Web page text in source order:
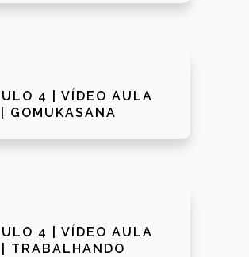
4 | VÍDEO AULA
GOMUKASANA
4 | VÍDEO AULA
TRABALHANDO